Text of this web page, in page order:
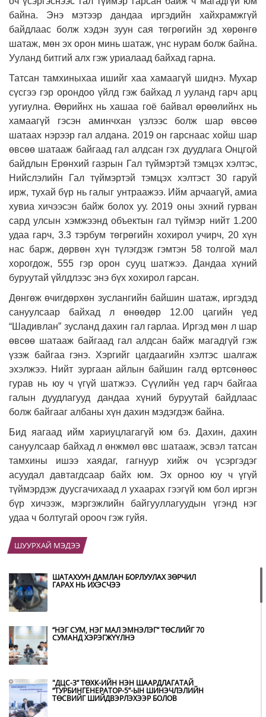
байна. Энэ мэтээр дандаа иргэдийн хайхрамжгүй
байдлаас болж хэдэн зуун сая төгрөгийн эд хөрөнгө
шатаж, мөн эх орон минь шатаж, үнс нурам болж байна.
Ууланд битгий алх гэж уриалаад байхад гарна.
Татсан тамхиныхаа ишийг хаа хамаагүй шиднэ. Мухар
сүсгээ гэр орондоо үйлд гэж байхад л ууланд гарч арц
уугиулна. Өөрийнх нь хашаа гоё байвал өрөөлийнх нь
хамаагүй гэсэн аминчхан үзлээс болж шар өвсөө
шатаах нэрээр гал алдана. 2019 он гарснаас хойш шар
өвсөө шатааж байгаад гал алдсан гэх дуудлага Онцгой
байдлын Ерөнхий газрын Гал түймэртэй тэмцэх хэлтэс,
Нийслэлийн Гал түймэртэй тэмцэх хэлтэст 30 гаруй
ирж, тухай бүр нь галыг унтраажээ. Ийм арчаагүй, амиа
хувиа хичээсэн байж болох уу. 2019 оны эхний гурван
сард улсын хэмжээнд объектын гал түймэр нийт 1.200
удаа гарч, 3.3 тэрбум төгрөгийн хохирол учирч, 20 хүн
нас барж, дөрвөн хүн түлэгдэж гэмтэн 58 толгой мал
хорогдож, 555 гэр орон сууц шатжээ. Дандаа хүний
буруутай үйлдлээс энэ бүх хохирол гарсан.
Дөнгөж өчигдөрхөн зуслангийн байшин шатаж, иргэдэд
сануулсаар байхад л өнөөдөр 12.00 цагийн үед
“Шадивлан” зусланд дахин гал гарлаа. Иргэд мөн л шар
өвсөө шатааж байгаад гал алдсан байж магадгүй гэж
үзэж байгаа гэнэ. Хэргийг цагдаагийн хэлтэс шалгаж
эхэлжээ. Нийт зургаан айлын байшин галд өртсөнөөс
гурав нь юу ч үгүй шатжээ. Сүүлийн үед гарч байгаа
галын дуудлагууд дандаа хүний буруутай байдлаас
болж байгааг албаны хүн дахин мэдэгдэж байна.
Бид яагаад ийм хариуцлагагүй юм бэ. Дахин, дахин
сануулсаар байхад л өнжмөл өвс шатааж, эсвэл татсан
тамхины ишээ хаядаг, гагнуур хийж оч үсэргэдэг
асуудал давтагдсаар байх юм. Эх орноо юу ч үгүй
түймэрдэж дуусгачихаад л ухаарах гээгүй юм бол иргэн
бүр хичээж, мэргэжлийн байгууллагуудын үгэнд нэг
удаа ч болтугай орооч гэж гуйя.
ШУУРХАЙ МЭДЭЭ
ШАТАХУУН ДАМЛАН БОРЛУУЛАХ ЗӨРЧИЛ
ГАРАХ НЬ ИХЭСЧЭЭ
“НЭГ СУМ, НЭГ МАЛ ЭМНЭЛЭГ” ТӨСЛИЙГ 70
СУМАНД ХЭРЭГЖҮҮЛНЭ
"ДЦС-3” ТӨХК-ИЙН НЭН ШААРДЛАГАТАЙ
“ТУРБИНГЕНЕРАТОР-5”-ЫН ШИНЭЧЛЭЛИЙН
ТӨСВИЙГ ШИЙДВЭРЛЭХЭЭР БОЛОВ